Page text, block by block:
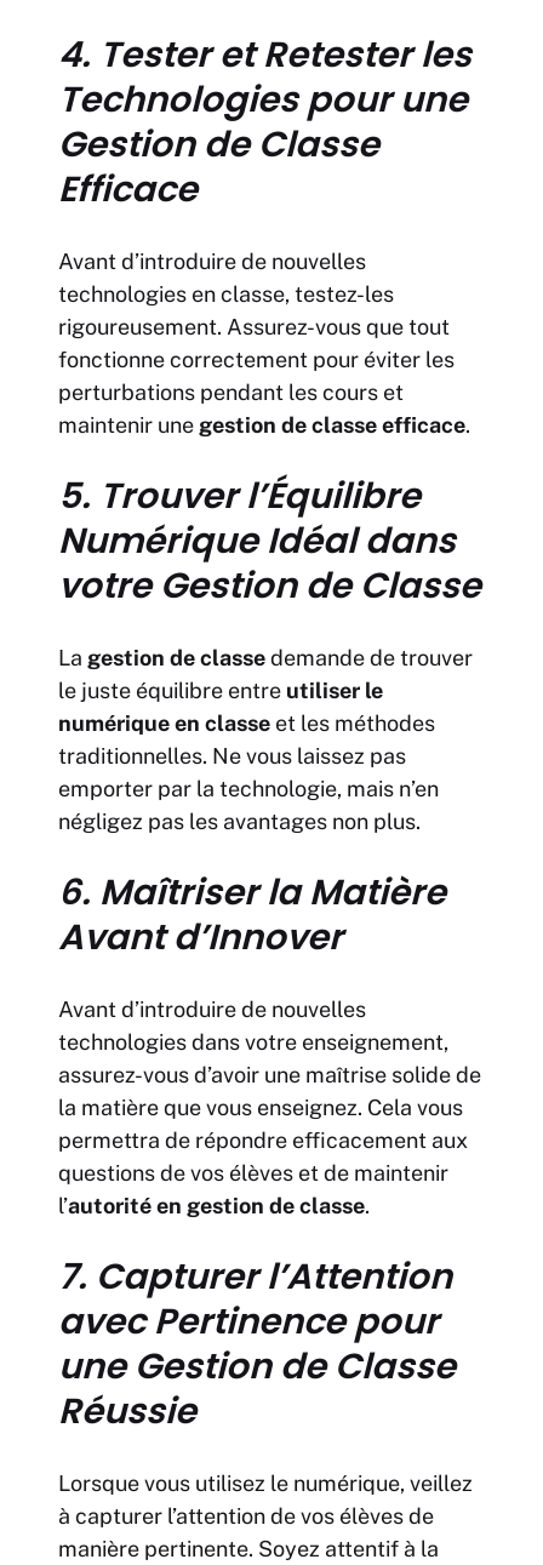
4. Tester et Retester les
Technologies pour une
Gestion de Classe
Efficace
Avant d’introduire de nouvelles
technologies en classe, testez-les
rigoureusement. Assurez-vous que tout
fonctionne correctement pour éviter les
perturbations pendant les cours et
maintenir une gestion de classe efficace.
5. Trouver l’Équilibre
Numérique Idéal dans
votre Gestion de Classe
La gestion de classedemande de trouver
le juste équilibre entre utiliser le
numérique en classe et les méthodes
traditionnelles. Ne vous laissez pas
emporter par la technologie, mais n’en
négligez pas les avantages non plus.
6. Maîtriser la Matière
Avant d’Innover
Avant d’introduire de nouvelles
technologies dans votre enseignement,
assurez-vous d’avoir une maîtrise solide de
la matière que vous enseignez. Cela vous
permettra de répondre efficacement aux
questions de vos élèves et de maintenir
l’autorité en gestion de classe.
7. Capturer l’Attention
avec Pertinence pour
une Gestion de Classe
Réussie
Lorsque vous utilisez le numérique, veillez
à capturer l’attention de vos élèves de
manière pertinente. Soyez attentif à la